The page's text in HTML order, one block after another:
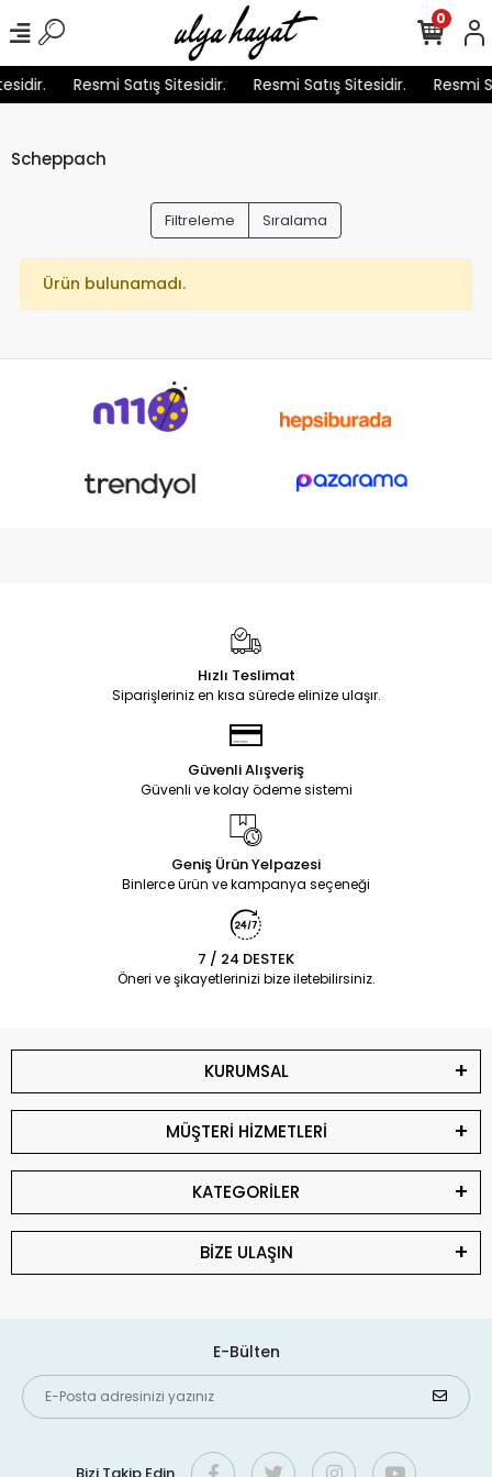
Resmi Satış Sitesidir. Resmi Satış Sitesidir. Resmi
0
Scheppach
Filtreleme Sıralama
Ürün bulunamadı.
Hızlı Teslimat
Siparişleriniz en kısa sürede elinize ulaşır.
Güvenli Alışveriş
Güvenli ve kolay ödeme sistemi
Geniş Ürün Yelpazesi
Binlerce ürün ve kampanya seçeneği
7 / 24 DESTEK
Öneri ve şikayetlerinizi bize iletebilirsiniz.
KURUMSAL
MÜŞTERİ HİZMETLERİ
KATEGORİLER
BİZE ULAŞIN
E-Bülten